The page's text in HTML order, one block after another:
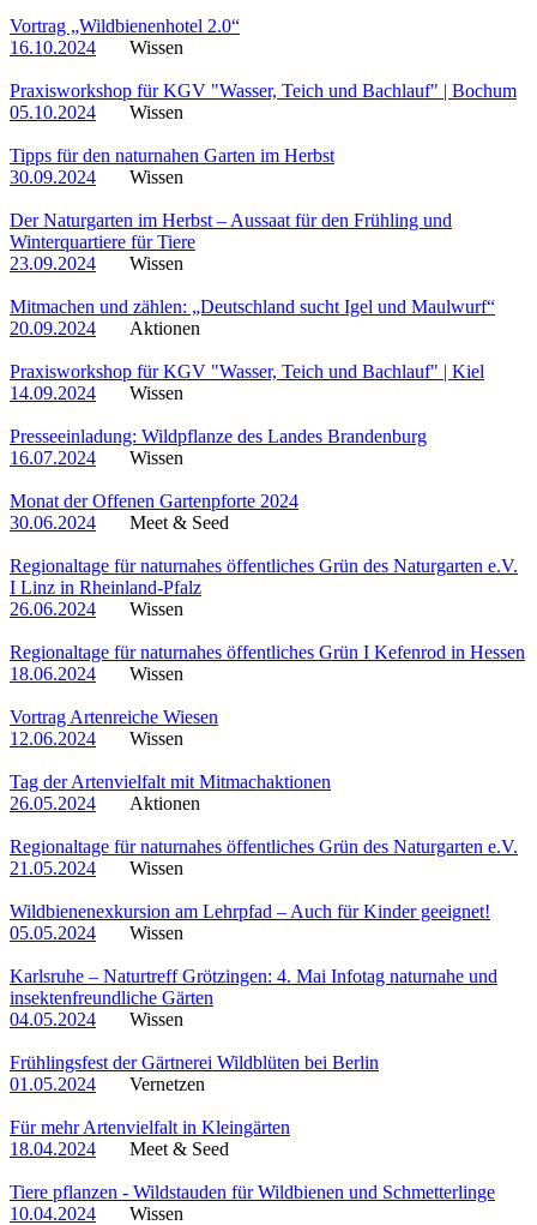
Vortrag „Wildbienenhotel 2.0“
16.10.2024
Wissen
Praxisworkshop für KGV "Wasser, Teich und Bachlauf" | Bochum
05.10.2024
Wissen
Tipps für den naturnahen Garten im Herbst
30.09.2024
Wissen
Der Naturgarten im Herbst – Aussaat für den Frühling und
Winterquartiere für Tiere
23.09.2024
Wissen
Mitmachen und zählen: „Deutschland sucht Igel und Maulwurf“
20.09.2024
Aktionen
Praxisworkshop für KGV "Wasser, Teich und Bachlauf" | Kiel
14.09.2024
Wissen
Presseeinladung: Wildpflanze des Landes Brandenburg
16.07.2024
Wissen
Monat der Offenen Gartenpforte 2024
30.06.2024
Meet & Seed
Regionaltage für naturnahes öffentliches Grün des Naturgarten e.V.
I Linz in Rheinland-Pfalz
26.06.2024
Wissen
Regionaltage für naturnahes öffentliches Grün I Kefenrod in Hessen
18.06.2024
Wissen
Vortrag Artenreiche Wiesen
12.06.2024
Wissen
Tag der Artenvielfalt mit Mitmachaktionen
26.05.2024
Aktionen
Regionaltage für naturnahes öffentliches Grün des Naturgarten e.V.
21.05.2024
Wissen
Wildbienenexkursion am Lehrpfad – Auch für Kinder geeignet!
05.05.2024
Wissen
Karlsruhe – Naturtreff Grötzingen: 4. Mai Infotag naturnahe und
insektenfreundliche Gärten
04.05.2024
Wissen
Frühlingsfest der Gärtnerei Wildblüten bei Berlin
01.05.2024
Vernetzen
Für mehr Artenvielfalt in Kleingärten
18.04.2024
Meet & Seed
Tiere pflanzen - Wildstauden für Wildbienen und Schmetterlinge
10.04.2024
Wissen